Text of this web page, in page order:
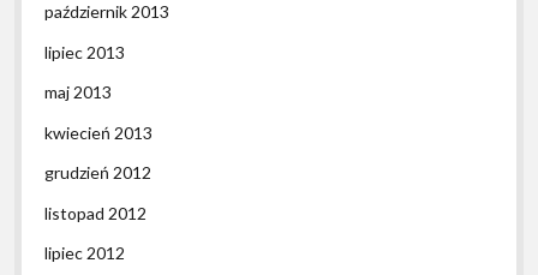
październik 2013
lipiec 2013
maj 2013
kwiecień 2013
grudzień 2012
listopad 2012
lipiec 2012